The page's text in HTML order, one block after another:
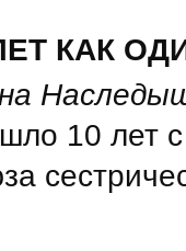
КАК
10 лет